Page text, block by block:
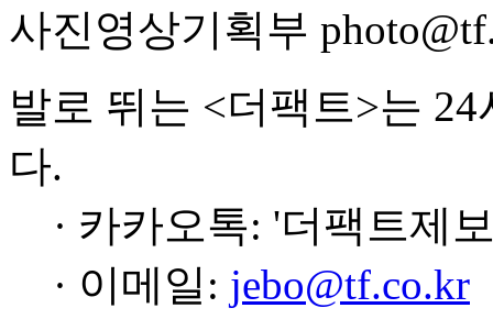
사진영상기획부
발로 뛰는 <더팩트>는
다.
· 카카오톡: '더팩트제
· 이메일: jebo@tf.co.kr